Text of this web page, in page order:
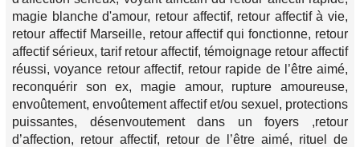
magie blanche d'amour, retour affectif, retour affectif à vie,
retour affectif Marseille, retour affectif qui fonctionne, retour
affectif sérieux, tarif retour affectif, témoignage retour affectif
réussi, voyance retour affectif, retour rapide de l’être aimé,
reconquérir son ex, magie amour, rupture amoureuse,
envoûtement, envoûtement affectif et/ou sexuel, protections
puissantes, désenvoutement dans un foyers ,retour
d’affection, retour affectif, retour de l’être aimé, rituel de